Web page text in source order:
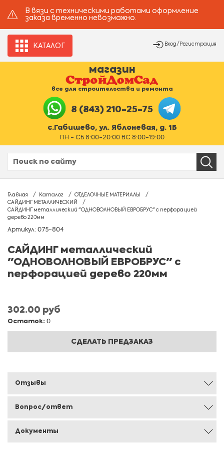
В вязи с техническими работами оформление
заказа временно невозможно.
КАТАЛОГ Вход/Регистрация
магазин
все для строительства и ремонта
8 (843) 210-25-75
с.Габишево, ул. Яблоневая, д. 1Б
ПН - СБ 8:00-20:00 ВС 8:00-19:00
Главная Каталог
ОТДЕЛОЧНЫЕ МАТЕРИАЛЫ
САЙДИНГ МЕТАЛЛИЧЕСКИЙ
САЙДИНГ металлический "ОДНОВОЛНОВЫЙ ЕВРОБРУС" с перфорацией
дерево 220мм
Артикул: 075-804
САЙДИНГ металлический
"ОДНОВОЛНОВЫЙ ЕВРОБРУС" с
перфорацией дерево 220мм
302.00 руб
Остаток: 0
СДЕЛАТЬ ПРЕДЗАКАЗ
Отзывы
Вопрос/ответ
Документы